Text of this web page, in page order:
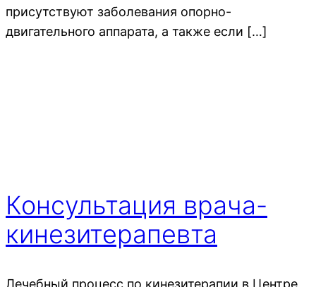
присутствуют заболевания опорно-
двигательного аппарата, а также если […]
Консультация врача-
кинезитерапевта
Лечебный процесс по кинезитерапии в Центре